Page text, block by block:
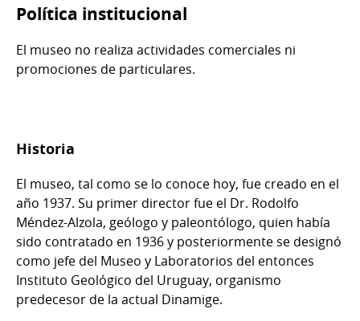
Política institucional
El museo no realiza actividades comerciales ni
promociones de particulares.
Historia
El museo, tal como se lo conoce hoy, fue creado en el
año 1937. Su primer director fue el Dr. Rodolfo
Méndez-Alzola, geólogo y paleontólogo, quien había
sido contratado en 1936 y posteriormente se designó
como jefe del Museo y Laboratorios del entonces
Instituto Geológico del Uruguay, organismo
predecesor de la actual Dinamige.